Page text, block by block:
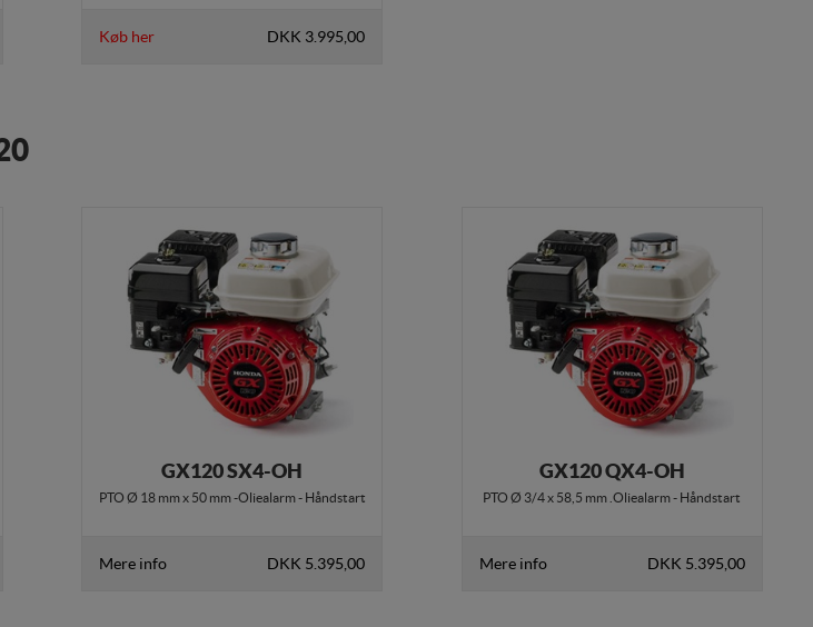
Køb her DKK 3.995,00
GX120 SX4-OH
PTO Ø 18 mm x 50 mm -Oliealarm - Håndstart
Mere info DKK 5.395,00
GX120 QX4-OH
PTO Ø 3/4 x 58,5 mm .Oliealarm - Håndstart
Mere info DKK 5.395,00